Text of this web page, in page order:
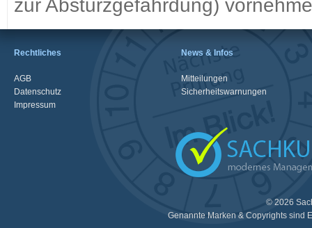
zur Absturzgefährdung)
Rechtliches
AGB
Datenschutz
Impressum
News & Infos
Mitteilungen
Sicherheitswarnungen
© 2026
Genannte Marken & Copyrights sind